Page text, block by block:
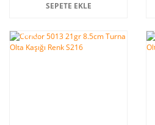
SEPETE EKLE
%10